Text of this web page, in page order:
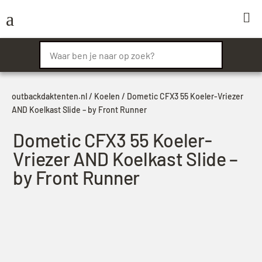
a 
outbackdaktenten.nl/ Koelen / Dometic CFX3 55 Koeler-Vriezer
AND Koelkast Slide – by Front Runner
Dometic CFX3 55 Koeler-
Vriezer AND Koelkast Slide –
by Front Runner